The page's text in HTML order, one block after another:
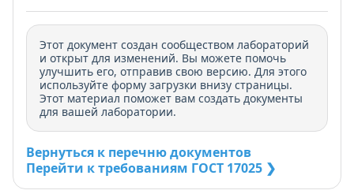
Этот документ создан сообществом лабораторий
и открыт для изменений. Вы можете помочь
улучшить его, отправив свою версию. Для этого
используйте форму загрузки внизу страницы.
Этот материал поможет вам создать документы
для вашей лаборатории.
Вернуться к перечню документов
Перейти к требованиям ГОСТ 17025 ❯